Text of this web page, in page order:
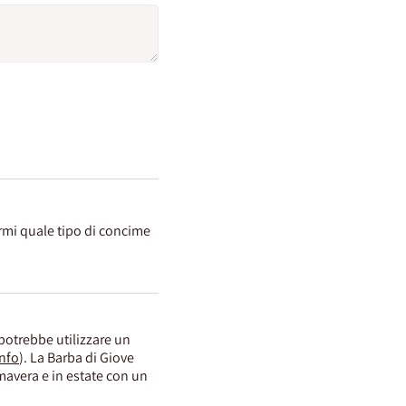
quale tipo di concime
utilizzare un
). La Barba di Giove
e in estate con un